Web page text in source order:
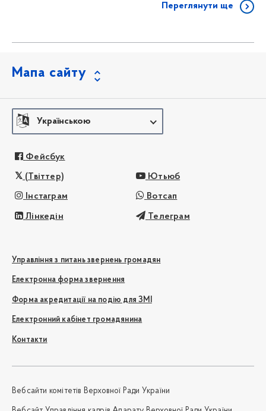
Переглянути ще
Мапа сайту
Українською
Фейсбук
(Твіттер) Ютьюб
Інстаграм Вотсап
Лінкедін Телеграм
Управління з питань звернень громадян
Електронна форма звернення
Форма акредитації на подію для ЗМІ
Електронний кабінет громадянина
Контакти
Вебсайти комітетів Верховної Ради України